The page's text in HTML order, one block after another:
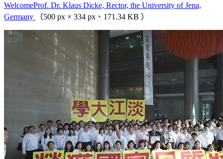
WelcomeProf. Dr. Klaus Dicke, Rector, the University of Jena,
Germany
（500 px × 334 px、171.34 KB ）